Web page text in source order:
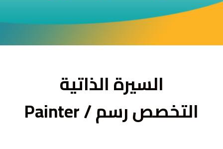
ى
السيرة الذاتية
التخصص رسم / Painter